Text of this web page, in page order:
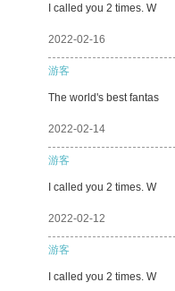
I called you 2 times. W
2022-02-16
游客
The world's best fantas
2022-02-14
游客
I called you 2 times. W
2022-02-12
游客
I called you 2 times. W